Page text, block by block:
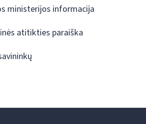
ministerijos informacija
atitikties paraiška